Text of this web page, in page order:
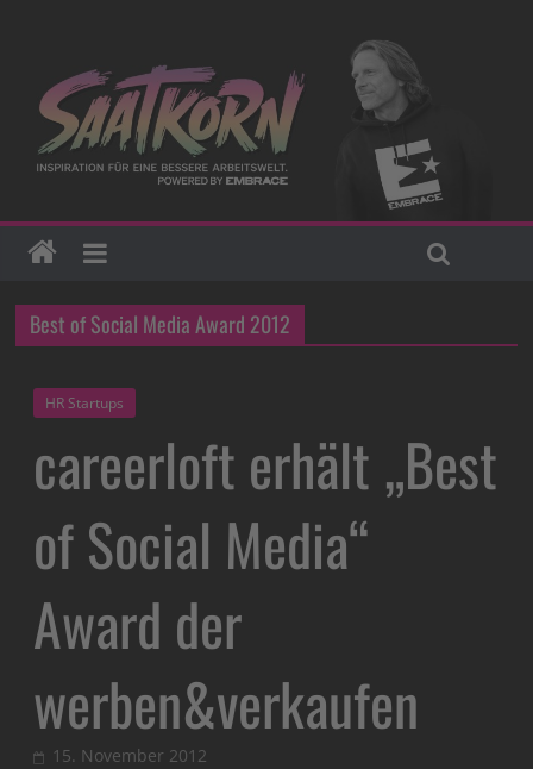
Best of Social Media Award 2012
HR Startups
careerloft erhält „Best
of Social Media“
Award der
werben&verkaufen
15. November 2012